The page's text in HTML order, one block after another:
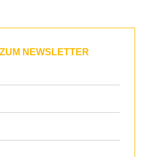
NEWSLETTER